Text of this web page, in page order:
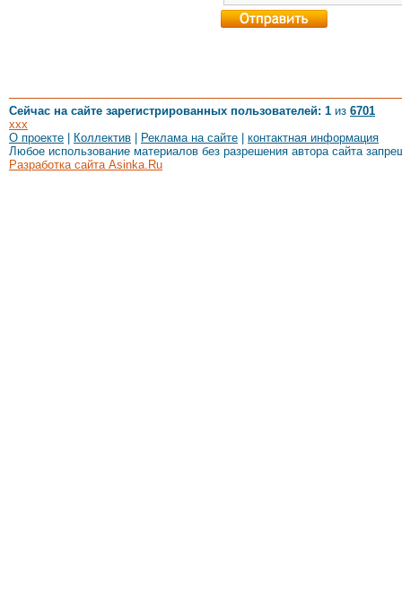
Сейчас на сайте зарегистрированных пользователей: 1 из 6701
xxx
О проекте
Коллектив Реклама на сайте
контактная информация
Любое использование материалов без разрешения автора сайта
Разработка сайта Asinka.Ru